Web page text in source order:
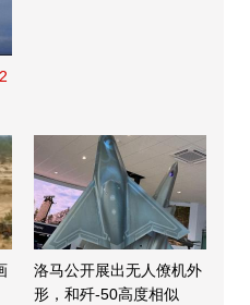
洛马公开展出无人僚机外
形，和歼-50高度相似